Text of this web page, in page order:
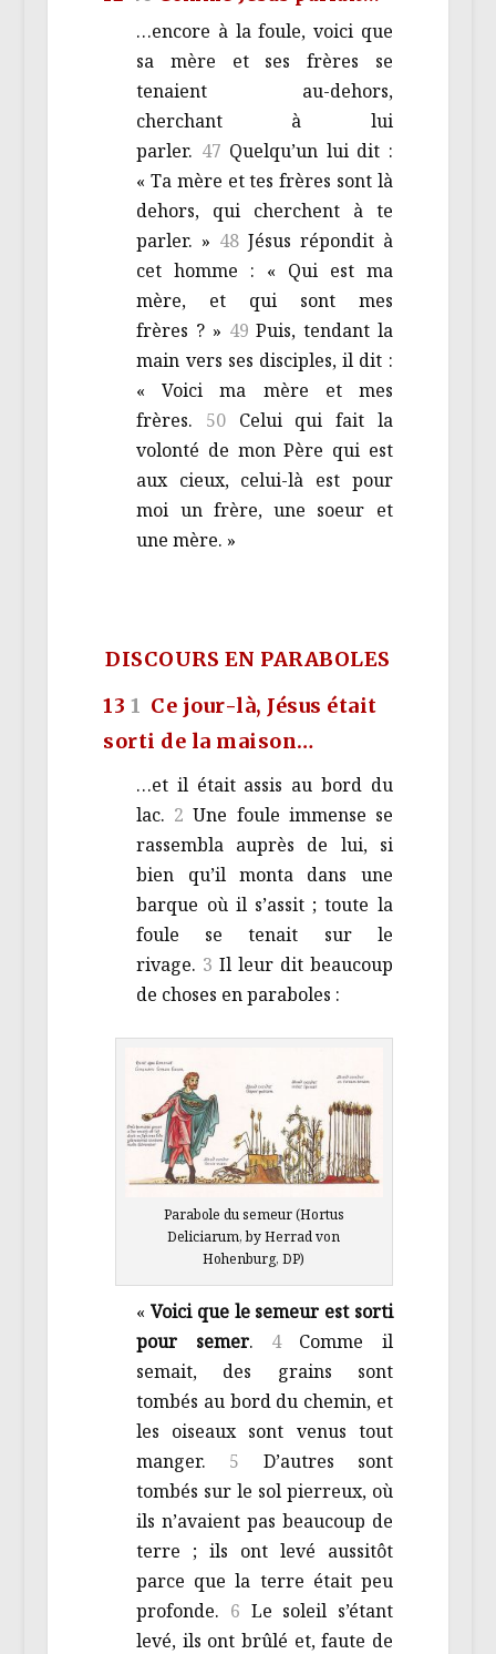
…encore à la foule, voici que
sa mère et ses frères se
tenaient au-dehors,
cherchant à lui
parler. 47 Quelqu’un lui dit :
« Ta mère et tes frères sont là
dehors, qui cherchent à te
parler. » 48 Jésus répondit à
cet homme : « Qui est ma
mère, et qui sont mes
frères ? » 49Puis, tendant la
main vers ses disciples, il dit :
« Voici ma mère et mes
frères. 50 Celui qui fait la
volonté de mon Père qui est
aux cieux, celui-là est pour
moi un frère, une soeur et
une mère. »
DISCOURS EN PARABOLES
13 1 Ce jour-là, Jésus était
sorti de la maison…
…et il était assis au bord du
lac. 2Une foule immense se
rassembla auprès de lui, si
bien qu’il monta dans une
barque où il s’assit ; toute la
foule se tenait sur le
rivage. 3Il leur dit beaucoup
de choses en paraboles :
Parabole du semeur (Hortus
Deliciarum, by Herrad von
Hohenburg, DP)
«Voici que le semeur est sorti
pour semer. 4 Comme il
semait, des grains sont
tombés au bord du chemin, et
les oiseaux sont venus tout
manger. 5 D’autres sont
tombés sur le sol pierreux, où
ils n’avaient pas beaucoup de
terre ; ils ont levé aussitôt
parce que la terre était peu
profonde. 6 Le soleil s’étant
levé, ils ont brûlé et, faute de